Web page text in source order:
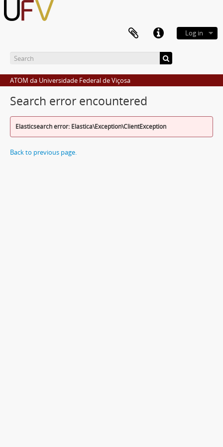
Log in
ATOM da Universidade Federal de Viçosa
Search error encountered
Elasticsearch error: Elastica\Exception\ClientException
Back to previous page.